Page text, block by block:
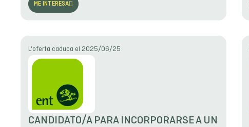
ME INTERESA
L'oferta caduca el 2025/06/25
CANDIDATO/A PARA INCORPORARSE A UN